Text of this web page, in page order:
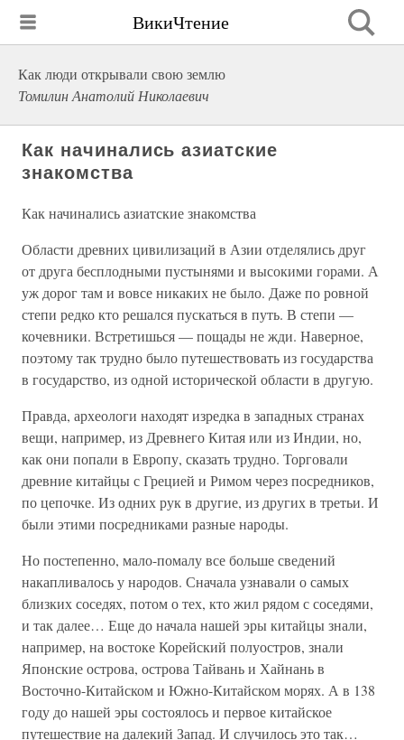
ВикиЧтение
Как люди открывали свою землю
Томилин Анатолий Николаевич
Как начинались азиатские
знакомства
Как начинались азиатские знакомства
Области древних цивилизаций в Азии отделялись друг
от друга бесплодными пустынями и высокими горами. А
уж дорог там и вовсе никаких не было. Даже по ровной
степи редко кто решался пускаться в путь. В степи —
кочевники. Встретишься — пощады не жди. Наверное,
поэтому так трудно было путешествовать из государства
в государство, из одной исторической области в другую.
Правда, археологи находят изредка в западных странах
вещи, например, из Древнего Китая или из Индии, но,
как они попали в Европу, сказать трудно. Торговали
древние китайцы с Грецией и Римом через посредников,
по цепочке. Из одних рук в другие, из других в третьи. И
были этими посредниками разные народы.
Но постепенно, мало-помалу все больше сведений
накапливалось у народов. Сначала узнавали о самых
близких соседях, потом о тех, кто жил рядом с соседями,
и так далее… Еще до начала нашей эры китайцы знали,
например, на востоке Корейский полуостров, знали
Японские острова, острова Тайвань и Хайнань в
Восточно-Китайском и Южно-Китайском морях. А в 138
году до нашей эры состоялось и первое китайское
путешествие на далекий Запад. И случилось это так…